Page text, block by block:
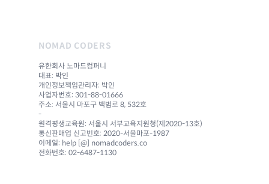
NOMAD CODERS
유한회사 노마드컴퍼니
대표: 박인
개인정보책임관리자: 박인
사업자번호: 301-88-01666
주소: 서울시 마포구 백범로 8, 532호
-
원격평생교육원: 서울시 서부교육지원청(제2020-13호)
통신판매업 신고번호: 2020-서울마포-1987
이메일: help [@] nomadcoders.co
전화번호: 02-6487-1130